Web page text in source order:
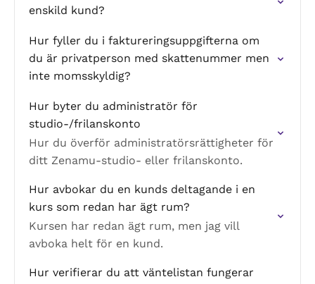
enskild kund?
Hur fyller du i faktureringsuppgifterna om
du är privatperson med skattenummer men
inte momsskyldig?
Hur byter du administratör för
studio-/frilanskonto
Hur du överför administratörsrättigheter för
ditt Zenamu-studio- eller frilanskonto.
Hur avbokar du en kunds deltagande i en
kurs som redan har ägt rum?
Kursen har redan ägt rum, men jag vill
avboka helt för en kund.
Hur verifierar du att väntelistan fungerar